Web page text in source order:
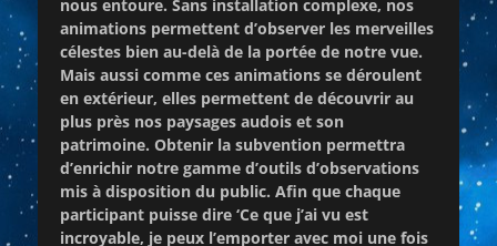
nous entoure. Sans installation complexe, nos
animations permettent d’observer les merveilles
célestes bien au-delà de la portée de notre vue.
Mais aussi comme ces animations se déroulent
en extérieur, elles permettent de découvrir au
plus près nos paysages audois et son
patrimoine. Obtenir la subvention permettra
d’enrichir notre gamme d’outils d’observations
mis à disposition du public. Afin que chaque
participant puisse dire ‘Ce que j’ai vu est
incroyable, je peux l’emporter avec moi une fois